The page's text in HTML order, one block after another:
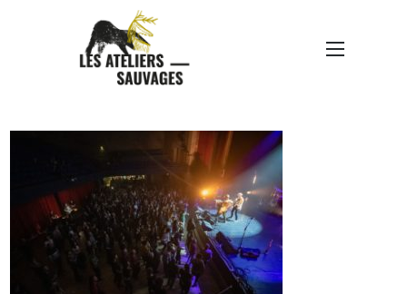
312558267_49176268632
1077_5804792224944215
323_N